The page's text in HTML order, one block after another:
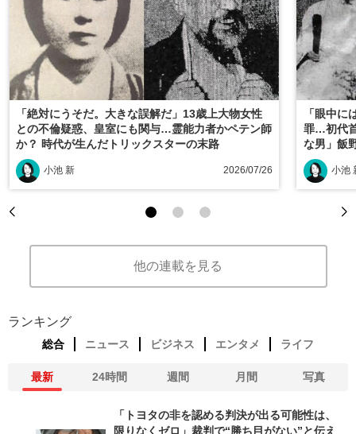
「絶対にうそだ。大きな誤解だ」13歳上大物女性
との不倫疑惑、皇室にも関与…霊能力者かペテン師
か？ 時代が生んだトリックスターの末路
小池 新 2026/07/26
「眼中に
罪…初代
な男」飯
小池
他の連載を見る
ランキング
総合 ニュース ビジネス エンタメ ライフ
最新 24時間 週間 月間 写真
「トヨタの非を認める判決が出る可能性は、
限りなくゼロ」裁判で“勝ち目がない”と伝え